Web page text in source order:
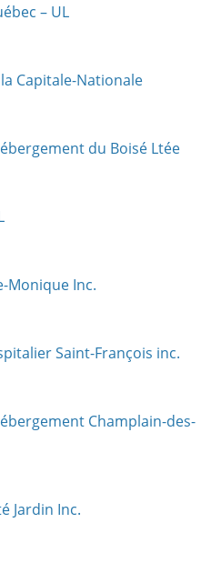
– UL
la Capitale-Nationale
du Boisé Ltée
Monique Inc.
Saint-François inc.
Champlain-des-
Jardin Inc.